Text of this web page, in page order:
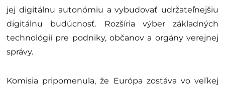
jej digitálnu autonómiu a vybudovať udržateľnejšiu
digitálnu budúcnosť. Rozšíria výber základných
technológií pre podniky, občanov a orgány verejnej
správy.
Komisia pripomenula, že Európa zostáva vo veľkej